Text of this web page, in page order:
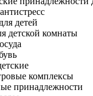
детей
детской комнаты
комплексы
принадлежности